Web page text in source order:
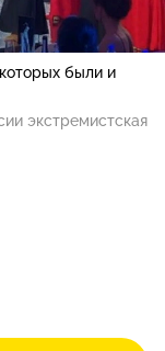
были и
экстремистская